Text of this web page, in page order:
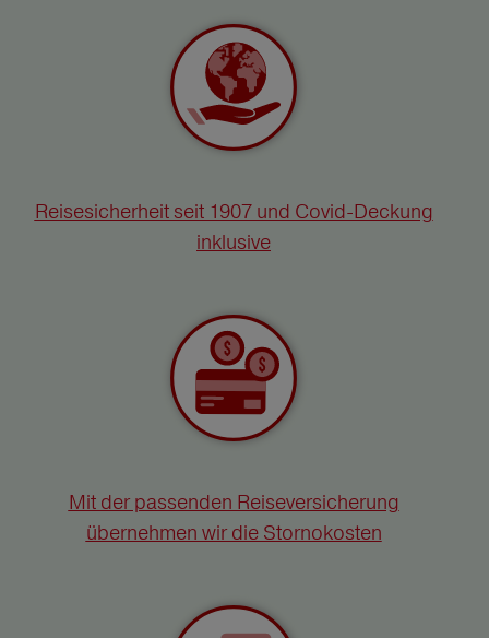
Reisesicherheit seit 1907 und Covid-Deckung
inklusive
Mit der passenden Reiseversicherung
übernehmen wir die Stornokosten